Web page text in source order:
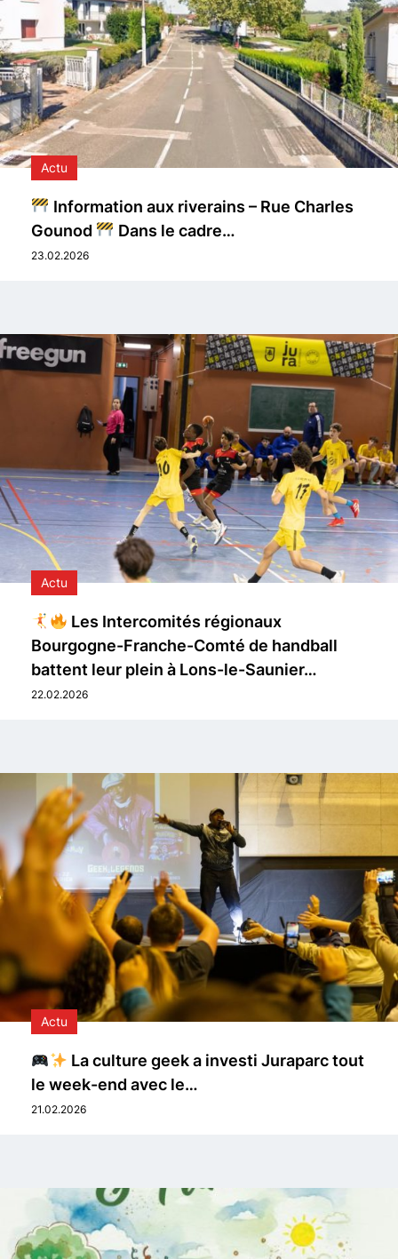
Actu
Information aux riverains – Rue Charles
Gounod
Dans le cadre…
23.02.2026
Actu
Les Intercomités régionaux
Bourgogne-Franche-Comté de handball
battent leur plein à Lons-le-Saunier…
22.02.2026
Actu
La culture geek a investi Juraparc tout
le week-end avec le…
21.02.2026